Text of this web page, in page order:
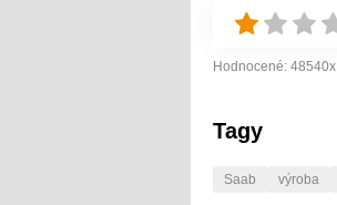
Hodnocené: 48540x
Tagy
Saab výroba